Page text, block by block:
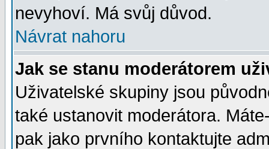
nevyhoví. Má svůj důvod.
Návrat nahoru
Jak se stanu moderátorem
Uživatelské skupiny jsou
také ustanovit moderátora.
pak jako prvního kontaktujte